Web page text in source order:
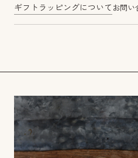
ギフトラッピングについて お問い